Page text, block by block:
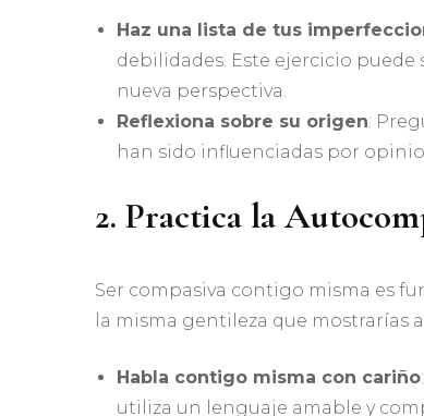
Haz una lista de tus
debilidades. Este ejercicio
nueva perspectiva.
Reflexiona sobre su origen:
han sido influenciadas por
2. Practica la
Ser compasiva contigo misma es
la misma gentileza que mostrarías
Habla contigo misma con cariño
utiliza un lenguaje amable y